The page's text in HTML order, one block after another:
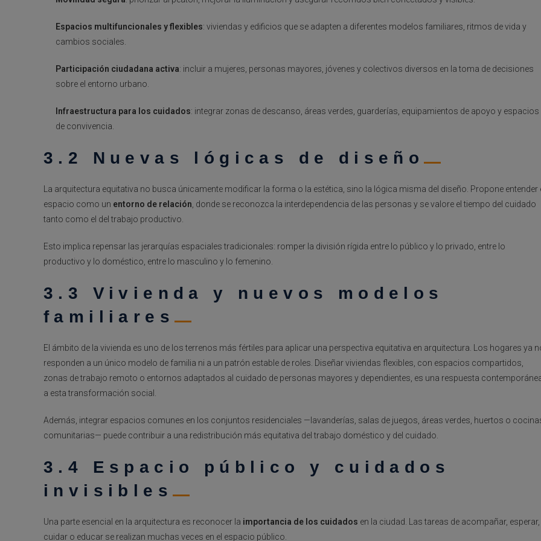
Espacios multifuncionales y flexibles: viviendas y edificios que se adapten a diferentes modelos familiares, ritmos de vida y
cambios sociales.
Participación ciudadana activa: incluir a mujeres, personas mayores, jóvenes y colectivos diversos en la toma de decisiones
sobre el entorno urbano.
Infraestructura para los cuidados: integrar zonas de descanso, áreas verdes, guarderías, equipamientos de apoyo y espacios
de convivencia.
3.2 Nuevas lógicas de diseño
La arquitectura equitativa no busca únicamente modificar la forma o la estética, sino la lógica misma del diseño. Propone entender
espacio como un entorno de relación , donde se reconozca la interdependencia de las personas y se valore el tiempo del cuidado
tanto como el del trabajo productivo.
Esto implica repensar las jerarquías espaciales tradicionales: romper la división rígida entre lo público y lo privado, entre lo
productivo y lo doméstico, entre lo masculino y lo femenino.
3.3 Vivienda y nuevos modelos
familiares
El ámbito de la vivienda es uno de los terrenos más fértiles para aplicar una perspectiva equitativa en arquitectura. Los hogares ya
responden a un único modelo de familia ni a un patrón estable de roles. Diseñar viviendas flexibles, con espacios compartidos,
zonas de trabajo remoto o entornos adaptados al cuidado de personas mayores y dependientes, es una respuesta
a esta transformación social.
Además, integrar espacios comunes en los conjuntos residenciales —lavanderías, salas de juegos, áreas verdes, huertos o
comunitarias— puede contribuir a una redistribución más equitativa del trabajo doméstico y del cuidado.
3.4 Espacio público y cuidados
invisibles
Una parte esencial en la arquitectura es reconocer la importancia de los cuidados en la ciudad. Las tareas de acompañar, esperar,
cuidar o educar se realizan muchas veces en el espacio público.